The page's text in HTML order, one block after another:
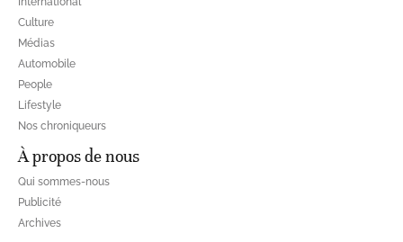
Culture
Médias
Automobile
People
Lifestyle
Nos chroniqueurs
À propos de nous
Qui sommes-nous
Publicité
Archives